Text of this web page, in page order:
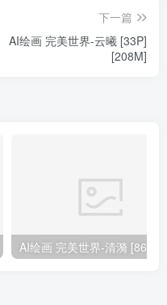
下一篇
AI绘画 完美世界-云曦 [33P]
[208M]